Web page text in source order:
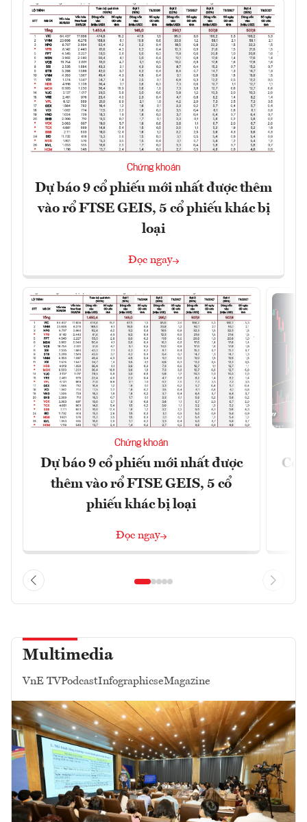
Chứng khoán
Dự báo 9 cổ phiếu mới nhất được thêm
vào rổ FTSE GEIS, 5 cổ phiếu khác bị
loại
Đọc ngay
Chứng khoán
Dự báo 9 cổ phiếu mới nhất được
thêm vào rổ FTSE GEIS, 5 cổ
phiếu khác bị loại
Đọc ngay
Có
Multimedia
VnE TVPodcastInfographicseMagazine